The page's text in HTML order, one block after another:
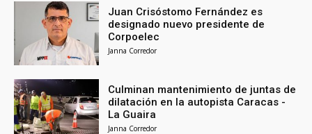
Juan Crisóstomo Fernández es
designado nuevo presidente de
Corpoelec
Janna Corredor
Culminan mantenimiento de juntas de
dilatación en la autopista Caracas -
La Guaira
Janna Corredor